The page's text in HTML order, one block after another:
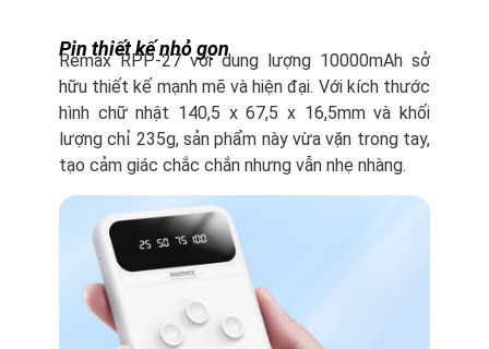
Pin thiết kế nhỏ gọn
Remax RPP-27 với dung lượng 10000mAh sở
hữu thiết kế mạnh mẽ và hiện đại. Với kích thước
hình chữ nhật 140,5 x 67,5 x 16,5mm và khối
lượng chỉ 235g, sản phẩm này vừa vặn trong tay,
tạo cảm giác chắc chắn nhưng vẫn nhẹ nhàng.